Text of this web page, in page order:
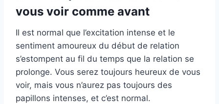
vous voir comme avant
Il est normal que l’excitation intense et le
sentiment amoureux du début de relation
s’estompent au fil du temps que la relation se
prolonge. Vous serez toujours heureux de vous
voir, mais vous n’aurez pas toujours des
papillons intenses, et c’est normal.